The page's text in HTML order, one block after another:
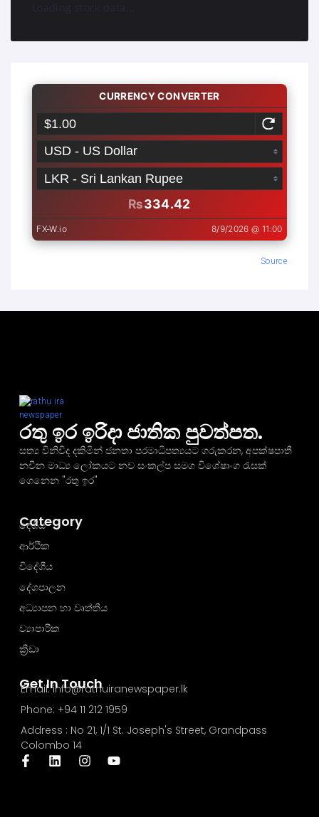
Loading stock data...
Source
රතු ඉර ඉරිදා ජාතික පුවත්පත.
සත්‍ය විනිවිද දකිමින් ජනතා පරමාධිපත්‍යයට ගරුකරන, අපක්ෂපාතී
නවීන මාධ්‍ය ලෝකයට නව සංකල්ප සමග විශේෂාංග රැසක්
ගෙනෙන "රතු ඉර"
Get In Touch
Email: info@rathuiranewspaper.lk
Phone: +94 11 212 1959
Address : No 21, 1/1 St. Joseph's Street, Grandpass
Colombo 14
Category
දේශීය
ආර්ථික
විදේශීය
දේශපාලන
අධ්‍යාපන හා වෘත්තීය
ව්‍යාපාරික
ක්‍රීඩා